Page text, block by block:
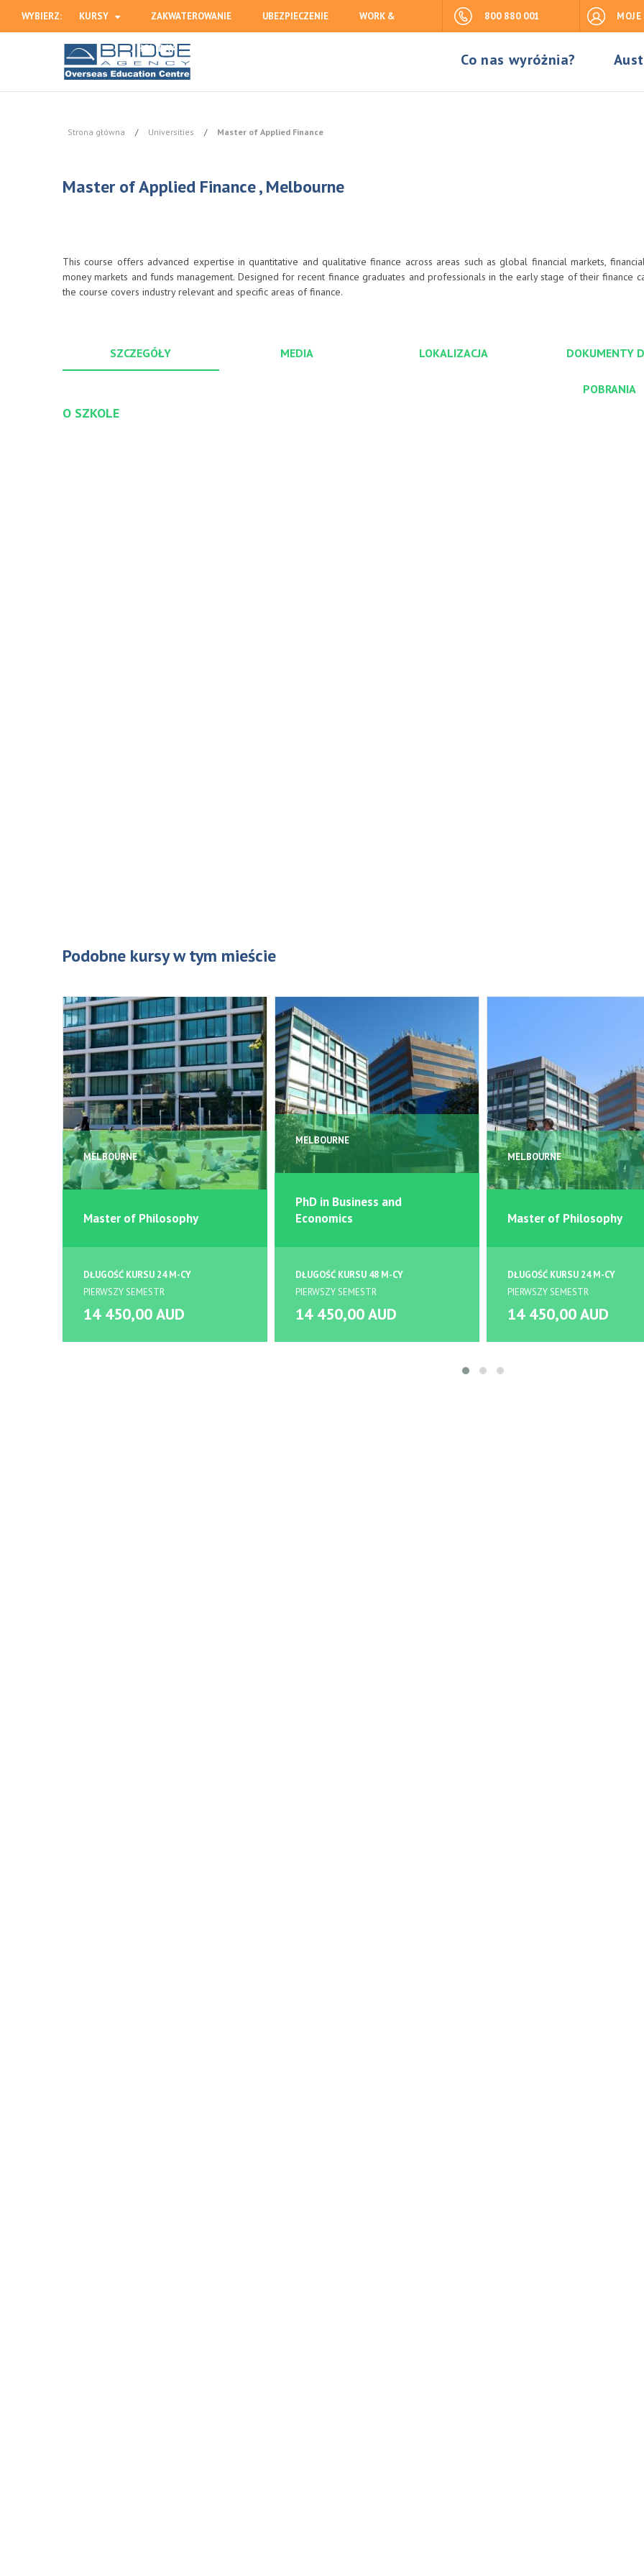
WYBIERZ: KURSY ZAKWATEROWANIE UBEZPIECZENIE WORK &
HOLIDAY
800 880 001 MOJE
Co nas wyróżnia?
Strona główna / Universities / Master of Applied Finance
Master of Applied Finance , Melbourne
This course offers advanced expertise in quantitative and qualitative finance across areas such as global financial markets,
money markets and funds management. Designed for recent finance graduates and professionals in the early stage of their finance
the course covers industry relevant and specific areas of finance.
SZCZEGÓŁY MEDIA LOKALIZACJA DOKUMENTY
POBRANIA
O SZKOLE
Podobne kursy w tym mieście
MELBOURNE
Master of Philosophy
DŁUGOŚĆ KURSU 24 M-CY
PIERWSZY SEMESTR
14 450,00 AUD
MELBOURNE
PhD in Business and
Economics
DŁUGOŚĆ KURSU 48 M-CY
PIERWSZY SEMESTR
14 450,00 AUD
MELBOURNE
Master of Philosophy
DŁUGOŚĆ KURSU 24 M-CY
PIERWSZY SEMESTR
14 450,00 AUD